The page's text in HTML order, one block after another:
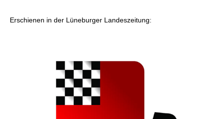
Erschienen in der Lüneburger Landeszeitung: